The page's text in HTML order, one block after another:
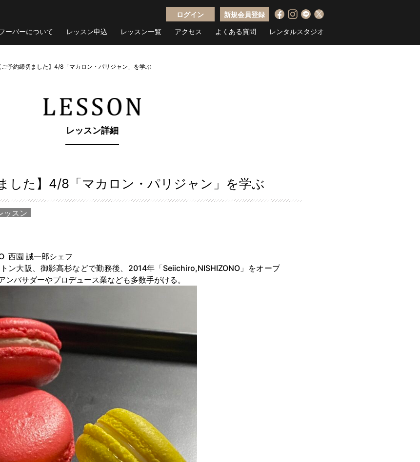
ログイン 新規会員登録
ーバーについて レッスン申込 レッスン一覧 アクセス よくある質問 レンタルスタジオ
ご予約締切ました】4/8「マカロン・パリジャン」を学ぶ
レッスン詳細
した】4/8「マカロン・パリジャン」を学ぶ
ッスン
西園 誠一郎シェフ
ン大阪、御影高杉などで勤務後、2014年「Seiichiro,NISHIZONO」をオープ
ンバサダーやプロデュース業なども多数手がける。